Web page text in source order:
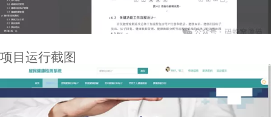
项目运行截图